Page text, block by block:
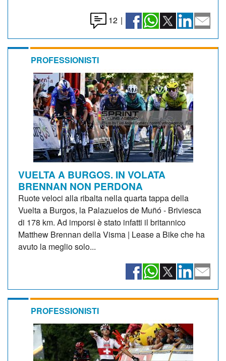
12 |
PROFESSIONISTI
VUELTA A BURGOS. IN VOLATA
BRENNAN NON PERDONA
Ruote veloci alla ribalta nella quarta tappa della
Vuelta a Burgos, la Palazuelos de Muñó - Briviesca
di 178 km. Ad imporsi è stato infatti il britannico
Matthew Brennan della Visma | Lease a Bike che ha
avuto la meglio solo...
PROFESSIONISTI